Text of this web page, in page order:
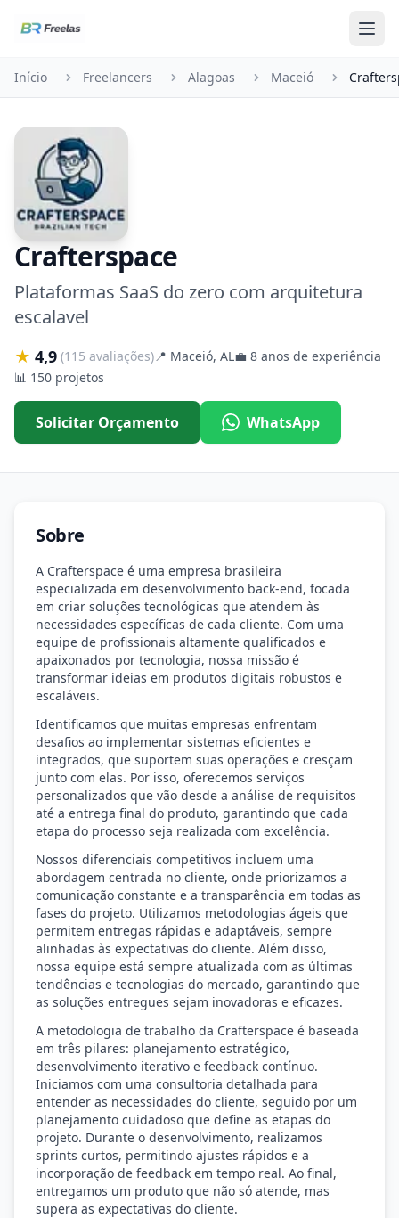
Início Freelancers Alagoas Maceió
Crafterspace
Plataformas SaaS do zero com arquitetura
escalavel
★ 4,9 (115 avaliações)📍 Maceió, AL💼 8 anos de experiência
📊 150 projetos
Solicitar Orçamento WhatsApp
Sobre
A Crafterspace é uma empresa brasileira
especializada em desenvolvimento back-end, focada
em criar soluções tecnológicas que atendem às
necessidades específicas de cada cliente. Com uma
equipe de profissionais altamente qualificados e
apaixonados por tecnologia, nossa missão é
transformar ideias em produtos digitais robustos e
escaláveis.
Identificamos que muitas empresas enfrentam
desafios ao implementar sistemas eficientes e
integrados, que suportem suas operações e cresçam
junto com elas. Por isso, oferecemos serviços
personalizados que vão desde a análise de requisitos
até a entrega final do produto, garantindo que cada
etapa do processo seja realizada com excelência.
Nossos diferenciais competitivos incluem uma
abordagem centrada no cliente, onde priorizamos a
comunicação constante e a transparência em todas as
fases do projeto. Utilizamos metodologias ágeis que
permitem entregas rápidas e adaptáveis, sempre
alinhadas às expectativas do cliente. Além disso,
nossa equipe está sempre atualizada com as últimas
tendências e tecnologias do mercado, garantindo que
as soluções entregues sejam inovadoras e eficazes.
A metodologia de trabalho da Crafterspace é baseada
em três pilares: planejamento estratégico,
desenvolvimento iterativo e feedback contínuo.
Iniciamos com uma consultoria detalhada para
entender as necessidades do cliente, seguido por um
planejamento cuidadoso que define as etapas do
projeto. Durante o desenvolvimento, realizamos
sprints curtos, permitindo ajustes rápidos e a
incorporação de feedback em tempo real. Ao final,
entregamos um produto que não só atende, mas
supera as expectativas do cliente.